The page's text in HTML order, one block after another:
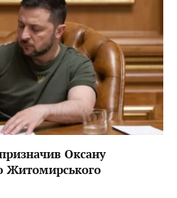
Оксану
Житомирського